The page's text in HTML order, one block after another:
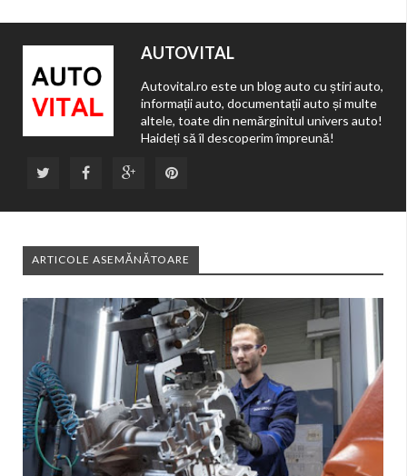
AUTOVITAL
Autovital.ro este un blog auto cu știri auto,
informații auto, documentații auto și multe
altele, toate din nemărginitul univers auto!
Haideți să îl descoperim împreună!
ARTICOLE ASEMĂNĂTOARE